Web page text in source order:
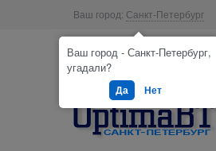
Ваш город: Санкт-Петербург
Ваш город - Санкт-Петербург,
угадали?
Да Нет